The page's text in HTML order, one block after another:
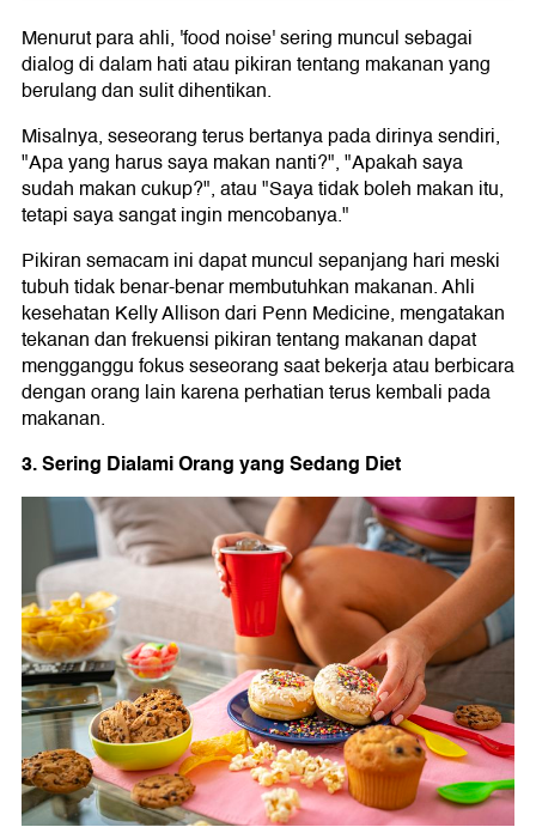
Menurut para ahli, 'food noise' sering muncul sebagai
dialog di dalam hati atau pikiran tentang makanan yang
berulang dan sulit dihentikan.
Misalnya, seseorang terus bertanya pada dirinya sendiri,
"Apa yang harus saya makan nanti?", "Apakah saya
sudah makan cukup?", atau "Saya tidak boleh makan itu,
tetapi saya sangat ingin mencobanya."
Pikiran semacam ini dapat muncul sepanjang hari meski
tubuh tidak benar-benar membutuhkan makanan. Ahli
kesehatan Kelly Allison dari Penn Medicine, mengatakan
tekanan dan frekuensi pikiran tentang makanan dapat
mengganggu fokus seseorang saat bekerja atau berbicara
dengan orang lain karena perhatian terus kembali pada
makanan.
3. Sering Dialami Orang yang Sedang Diet